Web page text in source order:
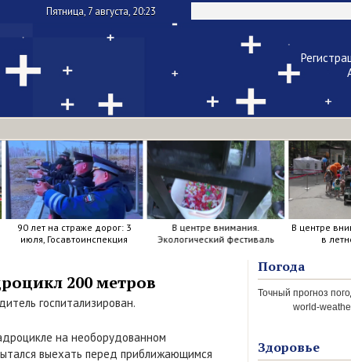
Пятница, 7 августа, 20:23
Чужой
Напомнить
90 лет на страже дорог: 3
июля, Госавтоинспекция
В центре внимания.
Экологический фестиваль
В центре
в
200 метров
госпитализирован.
на необорудованном
выехать перед приближающимся
Погода
world-
Здоровье